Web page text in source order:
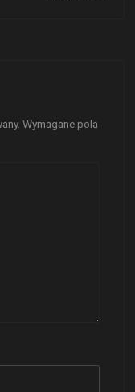
Wymagane pola